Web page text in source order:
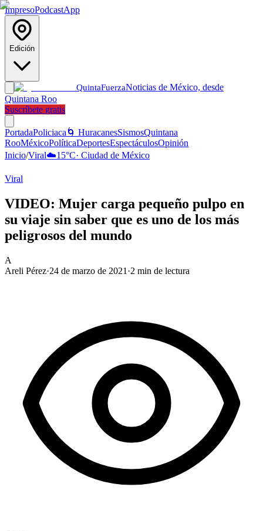
ImpresoPodcastApp
Edición
QuintaFuerzaNoticias de México, desde
Quintana Roo
Suscríbete gratis
PortadaPoliciaca 🌀 HuracanesSismosQuintana
RooMéxicoPolíticaDeportesEspectáculosOpinión
Inicio/Viral☁️15°C· Ciudad de México
Viral
VIDEO: Mujer carga pequeño pulpo en
su viaje sin saber que es uno de los más
peligrosos del mundo
A
Areli Pérez·24 de marzo de 2021 ·2 min de lectura